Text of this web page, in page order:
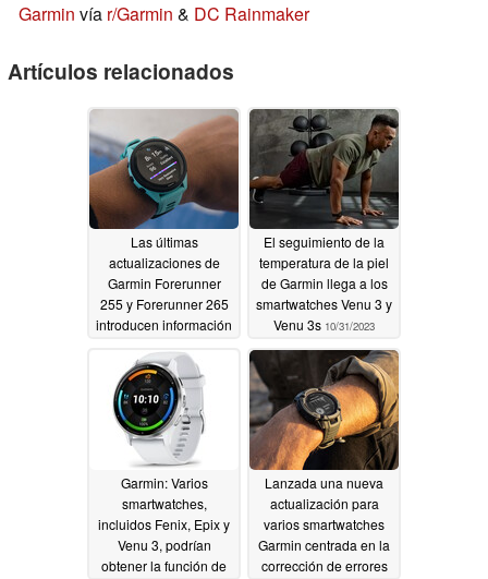
Garmin vía r/Garmin & DC Rainmaker
Artículos relacionados
Las últimas
actualizaciones de
Garmin Forerunner
255 y Forerunner 265
introducen información
sueño y otras nuevas
funciones11/02/2023
El seguimiento de la
temperatura de la piel
de Garmin llega a los
smartwatches Venu 3 y
Venu 3s 10/31/2023
Garmin: Varios
smartwatches,
incluidos Fenix, Epix y
Venu 3, podrían
obtener la función de
Lanzada una nueva
actualización para
varios smartwatches
Garmin centrada en la
corrección de errores